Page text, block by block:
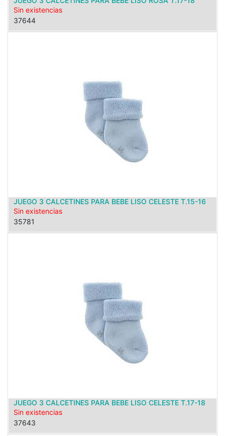
Sin existencias
37644
JUEGO 3 CALCETINES PARA BEBE LISO CELESTE T.15-16
Sin existencias
35781
JUEGO 3 CALCETINES PARA BEBE LISO CELESTE T.17-18
Sin existencias
37643